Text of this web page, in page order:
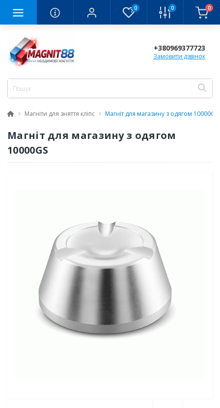
0 0 0
+380969377723
Замовити дзвінок
Магніти для зняття кліпс Магніт для магазину з одягом 10000GS
Магніт для магазину з одягом
10000GS